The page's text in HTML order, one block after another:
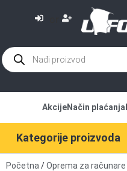
Kategorije proizvoda
AkcijeNačin plaćanja
Početna /Oprema za računare